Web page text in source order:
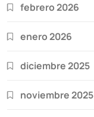
febrero 2026
enero 2026
diciembre 2025
noviembre 2025